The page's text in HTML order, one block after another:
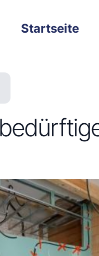
Startseite